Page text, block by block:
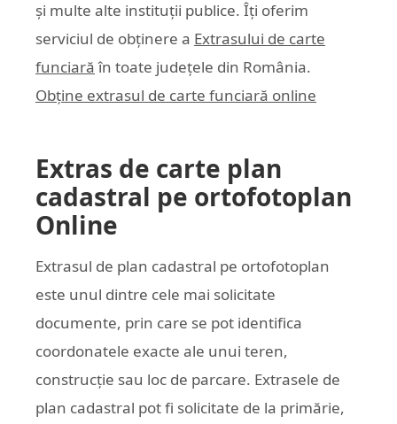
și multe alte instituții publice. Îți oferim
serviciul de obținere a Extrasului de carte
funciară în toate județele din România.
Obține extrasul de carte funciară online
Extras de carte plan
cadastral pe ortofotoplan
Online
Extrasul de plan cadastral pe ortofotoplan
este unul dintre cele mai solicitate
documente, prin care se pot identifica
coordonatele exacte ale unui teren,
construcție sau loc de parcare. Extrasele de
plan cadastral pot fi solicitate de la primărie,